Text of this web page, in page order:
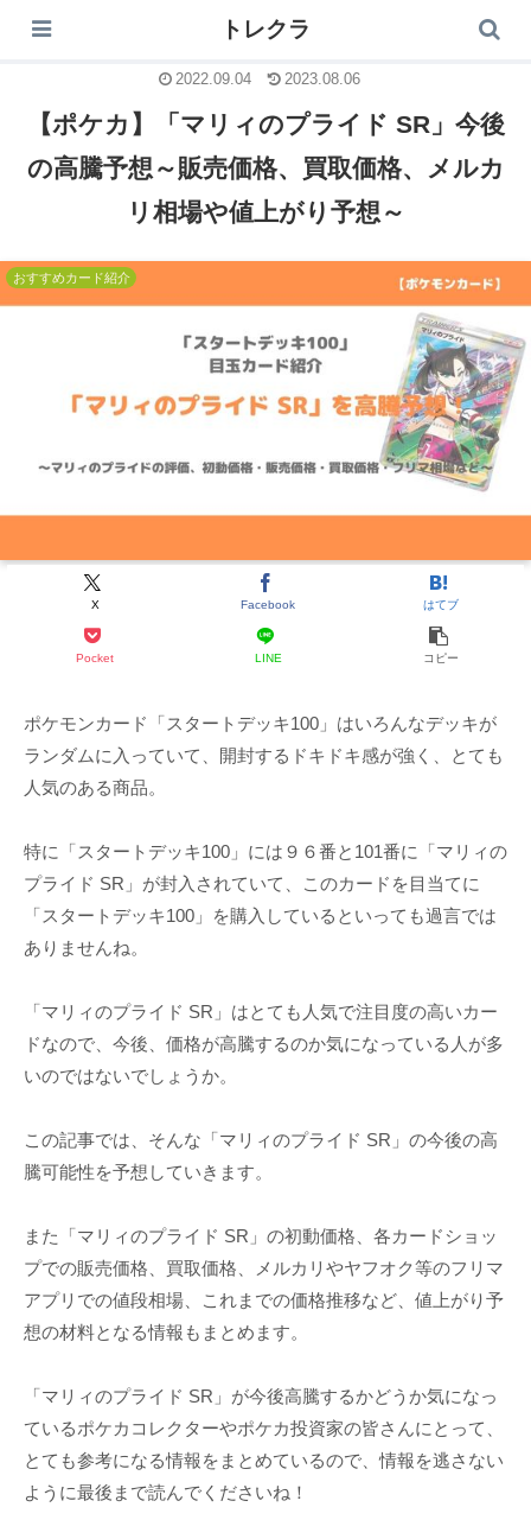
トレクラ
【ポケカ】「マリィのプライド SR」今後
の高騰予想～販売価格、買取価格、メルカ
リ相場や値上がり予想～
おすすめカード紹介
X Facebook はてブ
Pocket LINE コピー
2022.09.04 2023.08.06
ポケモンカード「スタートデッキ100」はいろんなデッキが
ランダムに入っていて、開封するドキドキ感が強く、とても
人気のある商品。
特に「スタートデッキ100」には９６番と101番に「マリィの
プライド SR」が封入されていて、このカードを目当てに
「スタートデッキ100」を購入しているといっても過言では
ありませんね。
「マリィのプライド SR」はとても人気で注目度の高いカー
ドなので、今後、価格が高騰するのか気になっている人が多
いのではないでしょうか。
この記事では、そんな「マリィのプライド SR」の今後の高
騰可能性を予想していきます。
また「マリィのプライド SR」の初動価格、各カードショッ
プでの販売価格、買取価格、メルカリやヤフオク等のフリマ
アプリでの値段相場、これまでの価格推移など、値上がり予
想の材料となる情報もまとめます。
「マリィのプライド SR」が今後高騰するかどうか気になっ
ているポケカコレクターやポケカ投資家の皆さんにとって、
とても参考になる情報をまとめているので、情報を逃さない
ように最後まで読んでくださいね！
トレクラ